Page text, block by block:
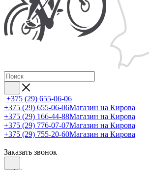
+375 (29) 655-06-06
+375 (29) 655-06-06Магазин на Кирова
+375 (29) 166-44-88Магазин на Кирова
+375 (29) 776-07-07Магазин на Кирова
+375 (29) 755-20-60Магазин на Кирова
Заказать звонок